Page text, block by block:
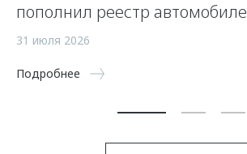
пополнил реестр
31 июля 2026
Подробнее